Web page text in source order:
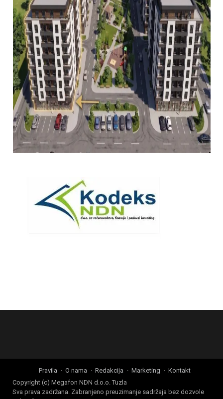
Pravila O nama Redakcija Marketing
Kontakt
Copyright (c) Megafon NDN d.o.o. Tuzla
Sva prava zadržana. Zabranjeno preuzimanje sadržaja bez dozvole